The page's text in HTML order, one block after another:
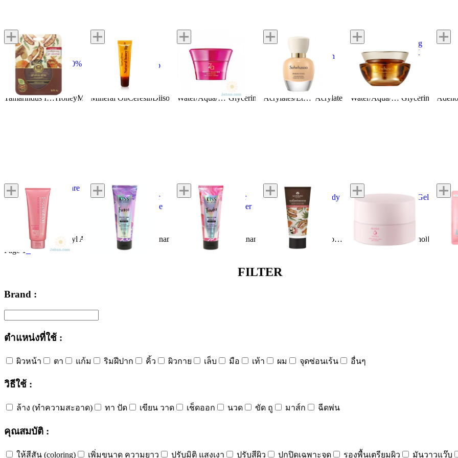
Khaokho Talaypu
มาส์กมะขามแท้100%
13 reviews
Ingredients:
Tamarindus Indica Fruit JuiceHoneyMilk Water/Aqua/Eau Limonia Acidissima Bark Powder Glycyrrhiza Glabra Root Lonicera Japonica (Honeysuckle) Flower Extract Ocimum Basilicum (Basil) Extract Curcuma Longa (turmeric) Extract Glycerin
Country&Stream
Natural Honey Lip
4 reviews
Ingredients:
Mineral OilCeresin Diisostearyl Malate Petrolatum Bis-Diglyceryl Polyacyladipate-2 Ethylhexyl Methoxycinnamate Hexa (hydroxystearic Acid/stearic Acid/rosinic Acid) Dipentaerythrityl Polyethylene Honey
Za
Perfect Solution :
Restoring Collagen
Cream
7 reviews
Water/Aqua/Eau Glycerin Butylene Glycol Isododecane IsohexadecaneDimethiconol
Sulwhasoo
Perfecting Foundation
SPF17/PA+
5 reviews
Ingredients:
Acrylates/Ethylhexyl Acrylate/Dimethicone Methacrylate Copolymer
Acrylates/Vp CopolymerAdenosine Alcohol
Sulwhasoo
Concentrated Ginseng
Renewing Cream EX
(รุ่น 5)
6 reviews
Ingredients:
Water/Aqua/Eau Glycerin Squalane
Essential Damage-Care
Nuance Airy
Conditioner
210 reviews
Ingredients:
Water/Aqua/Eau
DpgDimethiconolLactic Acid STEAROXYPROPYL DIMETHYLAMINE Cyclomethicone Honey Royal Jelly Extract
Kiss my body
Healthy Skin Booster
Perfume Serum Fierce
1 reviews
Ingredients:
Water/Aqua/Eau
Niacinamide GlycerinDimethiconol Paraffinum LiquidumPetrolatum Octocrylene
Kiss my body
Healthy Skin Booster
Perfume Serum Tender
2 reviews
Ingredients:
Water/Aqua/Eau
Niacinamide GlycerinDimethiconol Petrolatum
Khaokho Talaypu
Natural Tamarind Body
3 reviews
Ingredients:
Glycerin
Sodium Chloride
Senka
White Beauty Glow Gel
Ingredients:
Alcohol
Lululun
Pink :
Page 1
FILTER
Brand :
ตำแหน่งที่ใช้ :
ผิวหน้า ตา แก้ม ริมฝีปาก คิ้ว ผิวกาย เล็บ มือ เท้า ผม จุดซ่อนเร้น อื่นๆ
วิธีใช้ :
ล้าง (ทำความสะอาด) ทา ปัด เขียน วาด เช็ดออก นวด ขัด ถู มาส์ก ฉีดพ่น
คุณสมบัติ :
ให้สีสัน (coloring) เพิ่มขนาด ความยาว ปรับมิติ แสงเงา ปรับสีผิว ปกปิดเฉพาะจุด รองพื้นเตรียมผิว มันวาวแว๊บ